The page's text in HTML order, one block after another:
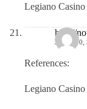
Legiano
http://
JULIO 10,
References:
Legiano